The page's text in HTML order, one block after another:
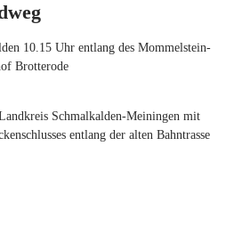
10.15 Uhr entlang des Mommelstein-
Brotterode
Schmalkalden-Meiningen mit
entlang der alten Bahntrasse